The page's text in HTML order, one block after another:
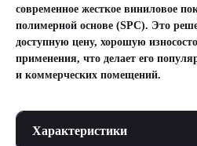
современное жесткое виниловое
полимерной основе (SPC). Это
доступную цену, хорошую
применения, что делает его
и коммерческих помещений.